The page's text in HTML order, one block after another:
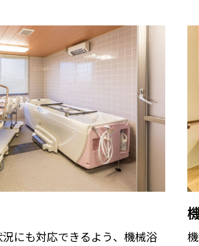
にも対応できるよう、機械浴